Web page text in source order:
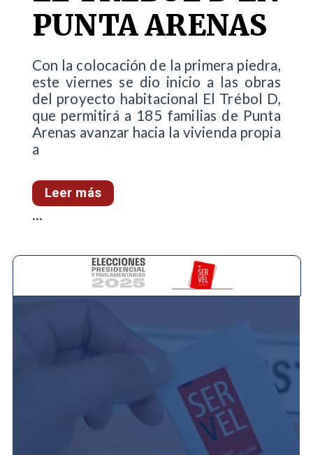
PUNTA ARENAS
Con la colocación de la primera piedra,
este viernes se dio inicio a las obras
del proyecto habitacional El Trébol D,
que permitirá a 185 familias de Punta
Arenas avanzar hacia la vivienda propia
a
Leer más
...